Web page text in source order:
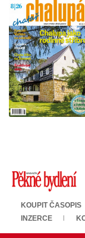
KOUPIT ČASOPIS
INZERCE